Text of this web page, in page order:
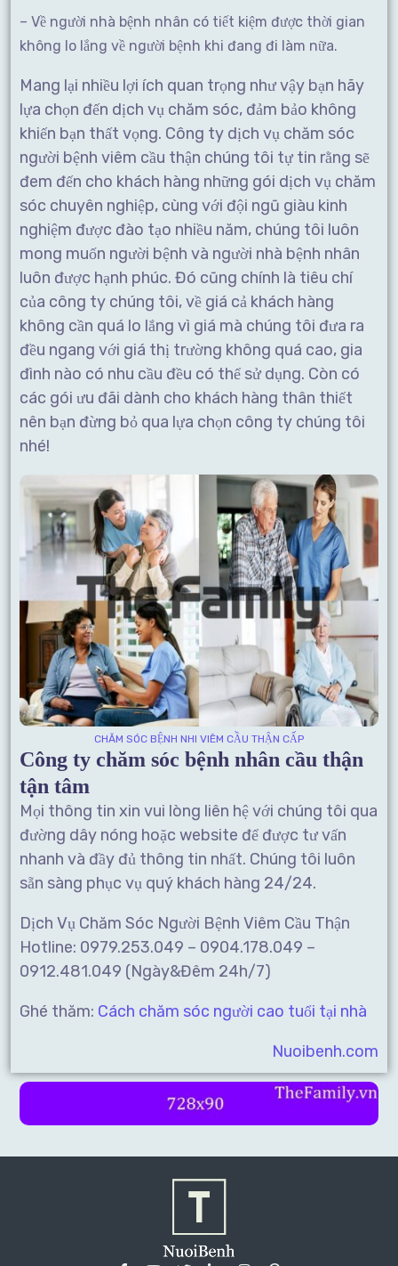
– Về người nhà bệnh nhân có tiết kiệm được thời gian
không lo lắng về người bệnh khi đang đi làm nữa.
Mang lại nhiều lợi ích quan trọng như vậy bạn hãy
lựa chọn đến dịch vụ chăm sóc, đảm bảo không
khiến bạn thất vọng. Công ty dịch vụ chăm sóc
người bệnh viêm cầu thận chúng tôi tự tin rằng sẽ
đem đến cho khách hàng những gói dịch vụ chăm
sóc chuyên nghiệp, cùng với đội ngũ giàu kinh
nghiệm được đào tạo nhiều năm, chúng tôi luôn
mong muốn người bệnh và người nhà bệnh nhân
luôn được hạnh phúc. Đó cũng chính là tiêu chí
của công ty chúng tôi, về giá cả khách hàng
không cần quá lo lắng vì giá mà chúng tôi đưa ra
đều ngang với giá thị trường không quá cao, gia
đình nào có nhu cầu đều có thể sử dụng. Còn có
các gói ưu đãi dành cho khách hàng thân thiết
nên bạn đừng bỏ qua lựa chọn công ty chúng tôi
nhé!
CHĂM SÓC BỆNH NHI VIÊM CẦU THẬN CẤP
Công ty chăm sóc bệnh nhân cầu thận
tận tâm
Mọi thông tin xin vui lòng liên hệ với chúng tôi qua
đường dây nóng hoặc website để được tư vấn
nhanh và đầy đủ thông tin nhất. Chúng tôi luôn
sẵn sàng phục vụ quý khách hàng 24/24.
Dịch Vụ Chăm Sóc Người Bệnh Viêm Cầu Thận
Hotline: 0979.253.049 – 0904.178.049 –
0912.481.049 (Ngày&Đêm 24h/7)
Ghé thăm: Cách chăm sóc người cao tuổi tại nhà
Nuoibenh.com